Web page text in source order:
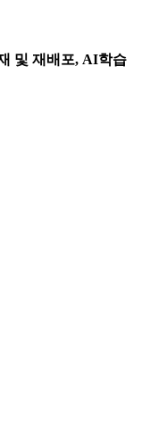
및 재배포, AI학습